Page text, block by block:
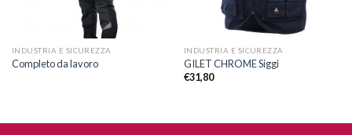
INDUSTRIA E SICUREZZA
Completo da lavoro
INDUSTRIA E SICUREZZA
GILET CHROME Siggi
€31,80